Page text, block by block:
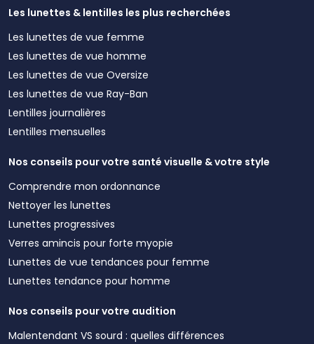
Les lunettes & lentilles les plus recherchées
Les lunettes de vue femme
Les lunettes de vue homme
Les lunettes de vue Oversize
Les lunettes de vue Ray-Ban
Lentilles journalières
Lentilles mensuelles
Nos conseils pour votre santé visuelle & votre style
Comprendre mon ordonnance
Nettoyer les lunettes
Lunettes progressives
Verres amincis pour forte myopie
Lunettes de vue tendances pour femme
Lunettes tendance pour homme
Nos conseils pour votre audition
Malentendant VS sourd : quelles différences